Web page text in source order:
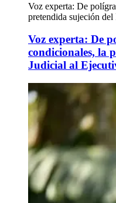
Voz experta: De
pretendida sujeción
Voz experta: De
condicionales, la
Judicial al